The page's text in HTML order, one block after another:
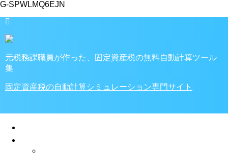
G-SPWLMQ6EJN
元税務課職員が作った、固定資産税の無料自動計算ツール
集
固定資産税の自動計算シミュレーション専門サイト